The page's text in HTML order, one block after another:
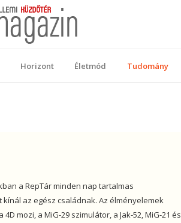
Horizont Életmód Tudomány
a RepTár minden nap tartalmas
az egész családnak. Az élményelemek
mozi, a MiG-29 szimulátor, a Jak-52, MiG-21 és